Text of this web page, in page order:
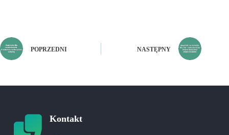
POPRZEDNI NASTĘPNY
Kontakt